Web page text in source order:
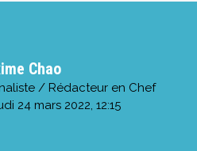
Chao
/ Rédacteur en Chef
24 mars 2022, 12:15